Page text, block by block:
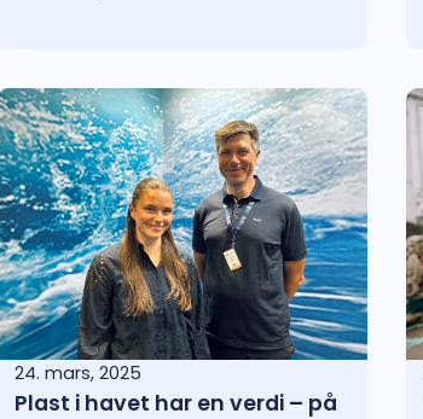
24. mars, 2025
Plast i havet har en verdi – på